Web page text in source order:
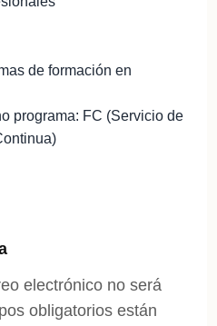
de formación en
programa: FC (Servicio de
electrónico no será
obligatorios están